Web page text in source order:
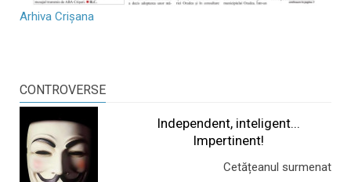
Arhiva Crișana
CONTROVERSE
Independent, inteligent...
Impertinent!
Cetățeanul surmenat